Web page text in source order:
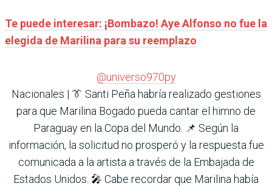
Te puede interesar: ¡Bombazo! Aye Alfonso no fue la
elegida de Marilina para su reemplazo
@universo970py
Nacionales | 👔 Santi Peña habría realizado gestiones
para que Marilina Bogado pueda cantar el himno de
Paraguay en la Copa del Mundo. 📌 Según la
información, la solicitud no prosperó y la respuesta fue
comunicada a la artista a través de la Embajada de
Estados Unidos. 🎤 Cabe recordar que Marilina había